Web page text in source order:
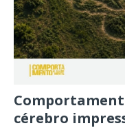
cérebro